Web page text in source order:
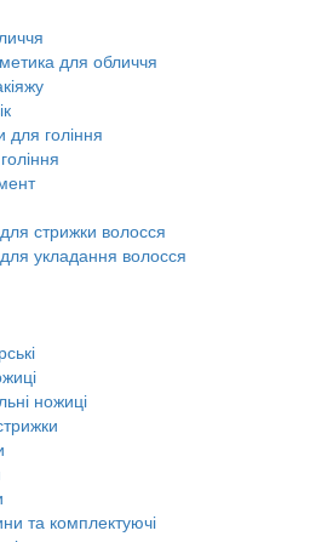
для обличчя
для гоління
для стрижки волосся
для укладання волосся
ножиці
та комплектуючі